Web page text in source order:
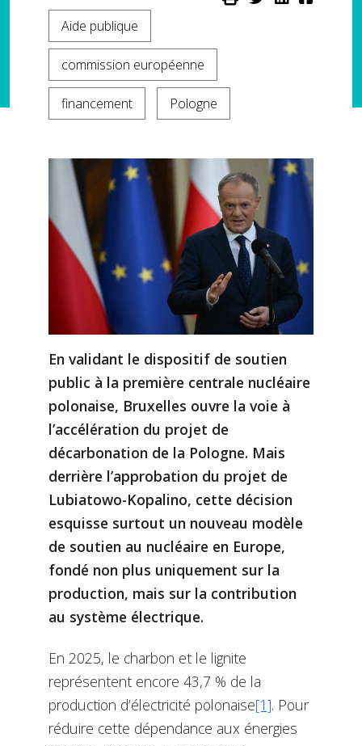
Aide publique
commission européenne
financement Pologne
En validant le dispositif de soutien
public à la première centrale nucléaire
polonaise, Bruxelles ouvre la voie à
l’accélération du projet de
décarbonation de la Pologne. Mais
derrière l’approbation du projet de
Lubiatowo-Kopalino, cette décision
esquisse surtout un nouveau modèle
de soutien au nucléaire en Europe,
fondé non plus uniquement sur la
production, mais sur la contribution
au système électrique.
En 2025, le charbon et le lignite
représentent encore 43,7 % de la
production d’électricité polonaise[1]. Pour
réduire cette dépendance aux énergies